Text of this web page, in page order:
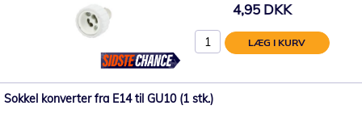
4,95 DKK
LÆG I KURV
Sokkel konverter fra E14 til GU10 (1 stk.)